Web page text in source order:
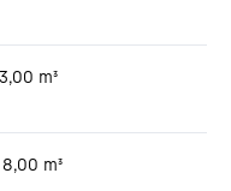
m³
m³